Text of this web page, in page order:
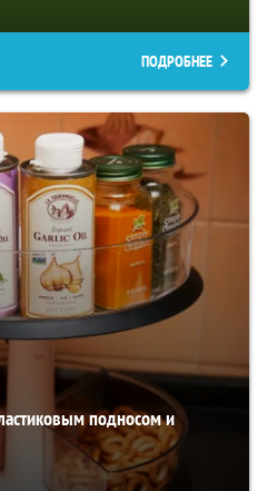
ПОДРОБНЕЕ
подносом и